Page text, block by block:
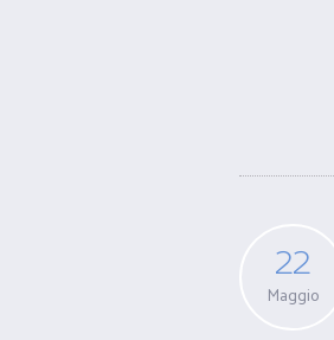
22
Maggio